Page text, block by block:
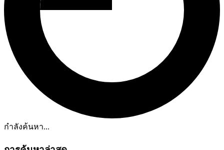
กำลังค้นหา...